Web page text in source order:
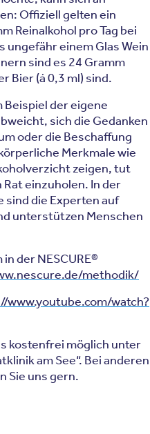
Offiziell gelten ein
Reinalkohol pro Tag bei
ungefähr einem Glas Wein
sind es 24 Gramm
Bier (á 0,3 ml) sind.
Beispiel der eigene
sich die Gedanken
oder die Beschaffung
Merkmale wie
zeigen, tut
einzuholen. In der
sind die Experten auf
unterstützen Menschen
der NESCURE®
methodik/
www.youtube.com/watch?
kostenfrei möglich unter
am See“. Bei anderen
Sie uns gern.